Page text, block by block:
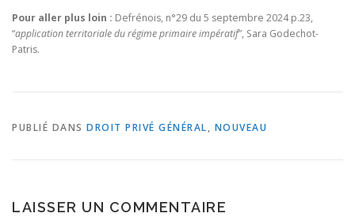
Pour aller plus loin : Defrénois, n°29 du 5 septembre 2024 p.23,
“application territoriale du régime primaire impératif”, Sara Godechot-
Patris.
PUBLIÉ DANS DROIT PRIVÉ GÉNÉRAL, NOUVEAU
LAISSER UN COMMENTAIRE